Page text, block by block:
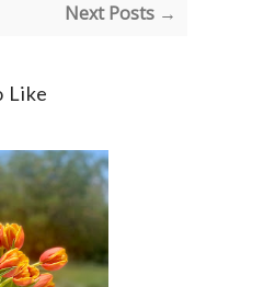
Next Posts →
Like